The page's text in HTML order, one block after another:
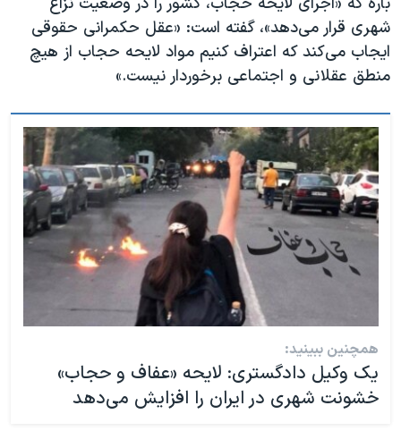
شهری قرار می‌دهد»، گفته است: «عقل حکمرانی حقوقی
ایجاب می‌کند که اعتراف کنیم مواد لایحه حجاب از هیچ
منطق عقلانی و اجتماعی برخوردار نیست.»
همچنین ببینید:
یک وکیل دادگستری: لایحه «عفاف و حجاب»
خشونت شهری در ایران را افزایش می‌دهد